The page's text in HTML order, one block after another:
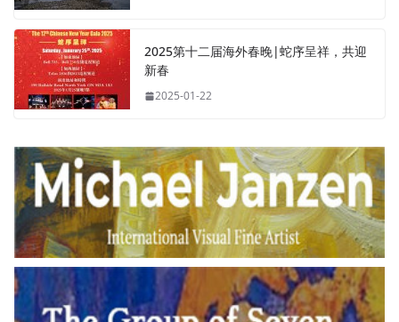
2025第十二届海外春晚|蛇序呈祥，共迎
新春
2025-01-22